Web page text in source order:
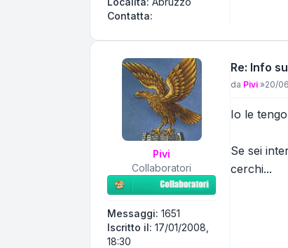
Contatta:
Pivi
Collaboratori
Messaggi: 1651
Iscritto il: 17/01/2008,
18:30
Re: Info
Messaggio
da Pivi »20/
Io le
Se sei
cerchi...